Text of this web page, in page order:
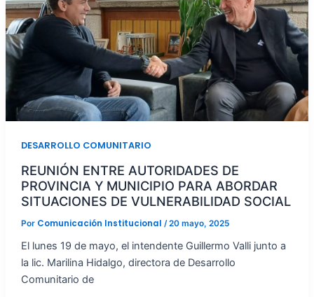
DESARROLLO COMUNITARIO
REUNIÓN ENTRE AUTORIDADES DE
PROVINCIA Y MUNICIPIO PARA ABORDAR
SITUACIONES DE VULNERABILIDAD SOCIAL
Por Comunicación Institucional /20 mayo, 2025
El lunes 19 de mayo, el intendente Guillermo Valli junto a
la lic. Marilina Hidalgo, directora de Desarrollo
Comunitario de